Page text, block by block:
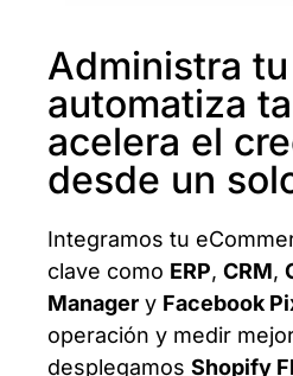
Administra
automatiza
acelera el
desde un
Integramos tu
clave como ERP, CRM,
Manager y Facebook
operación y medir
desplegamos Shopify